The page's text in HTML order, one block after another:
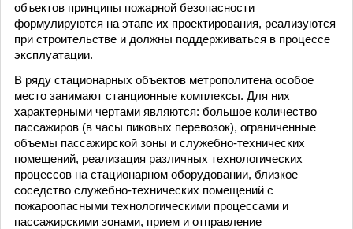
объектов принципы пожарной безопасности
формулируются на этапе их проектирования, реализуются
при строительстве и должны поддерживаться в процессе
эксплуатации.
В ряду стационарных объектов метрополитена особое
место занимают станционные комплексы. Для них
характерными чертами являются: большое количество
пассажиров (в часы пиковых перевозок), ограниченные
объемы пассажирской зоны и служебно-технических
помещений, реализация различных технологических
процессов на стационарном оборудовании, близкое
соседство служебно-технических помещений с
пожароопасными технологическими процессами и
пассажирскими зонами, прием и отправление